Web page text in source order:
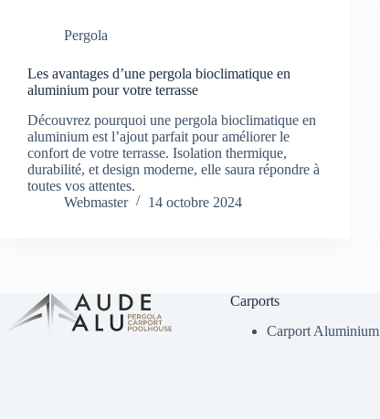
Pergola
Les avantages d’une pergola bioclimatique en
aluminium pour votre terrasse
Découvrez pourquoi une pergola bioclimatique en
aluminium est l’ajout parfait pour améliorer le
confort de votre terrasse. Isolation thermique,
durabilité, et design moderne, elle saura répondre à
toutes vos attentes.
Webmaster
14 octobre 2024
Carports
Carport Aluminium